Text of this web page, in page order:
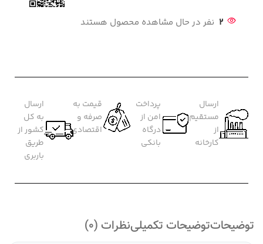
2 نفر در حال مشاهده محصول هستند
ارسال
مستقیم
از
کارخانه
پرداخت
امن از
درگاه
بانکی
قیمت به
صرفه و
اقتصادی
ارسال
به کل
کشور از
طریق
باربری
توضیحاتتوضیحات تکمیلینظرات (0)